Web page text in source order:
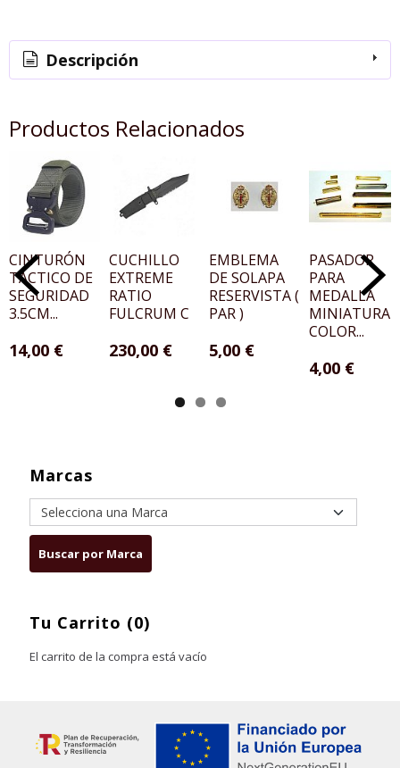
Marcas
Tu Carrito (0)
El carrito de la compra está vacío
Descripción
Productos Relacionados
CINTURÓN
TÁCTICO DE
SEGURIDAD
3.5CM...
14,00 €
CUCHILLO
EXTREME
RATIO
FULCRUM C
230,00 €
EMBLEMA
DE SOLAPA
RESERVISTA (
PAR )
5,00 €
PASADOR
PARA
MEDALLA
MINIATURA
COLOR...
4,00 €